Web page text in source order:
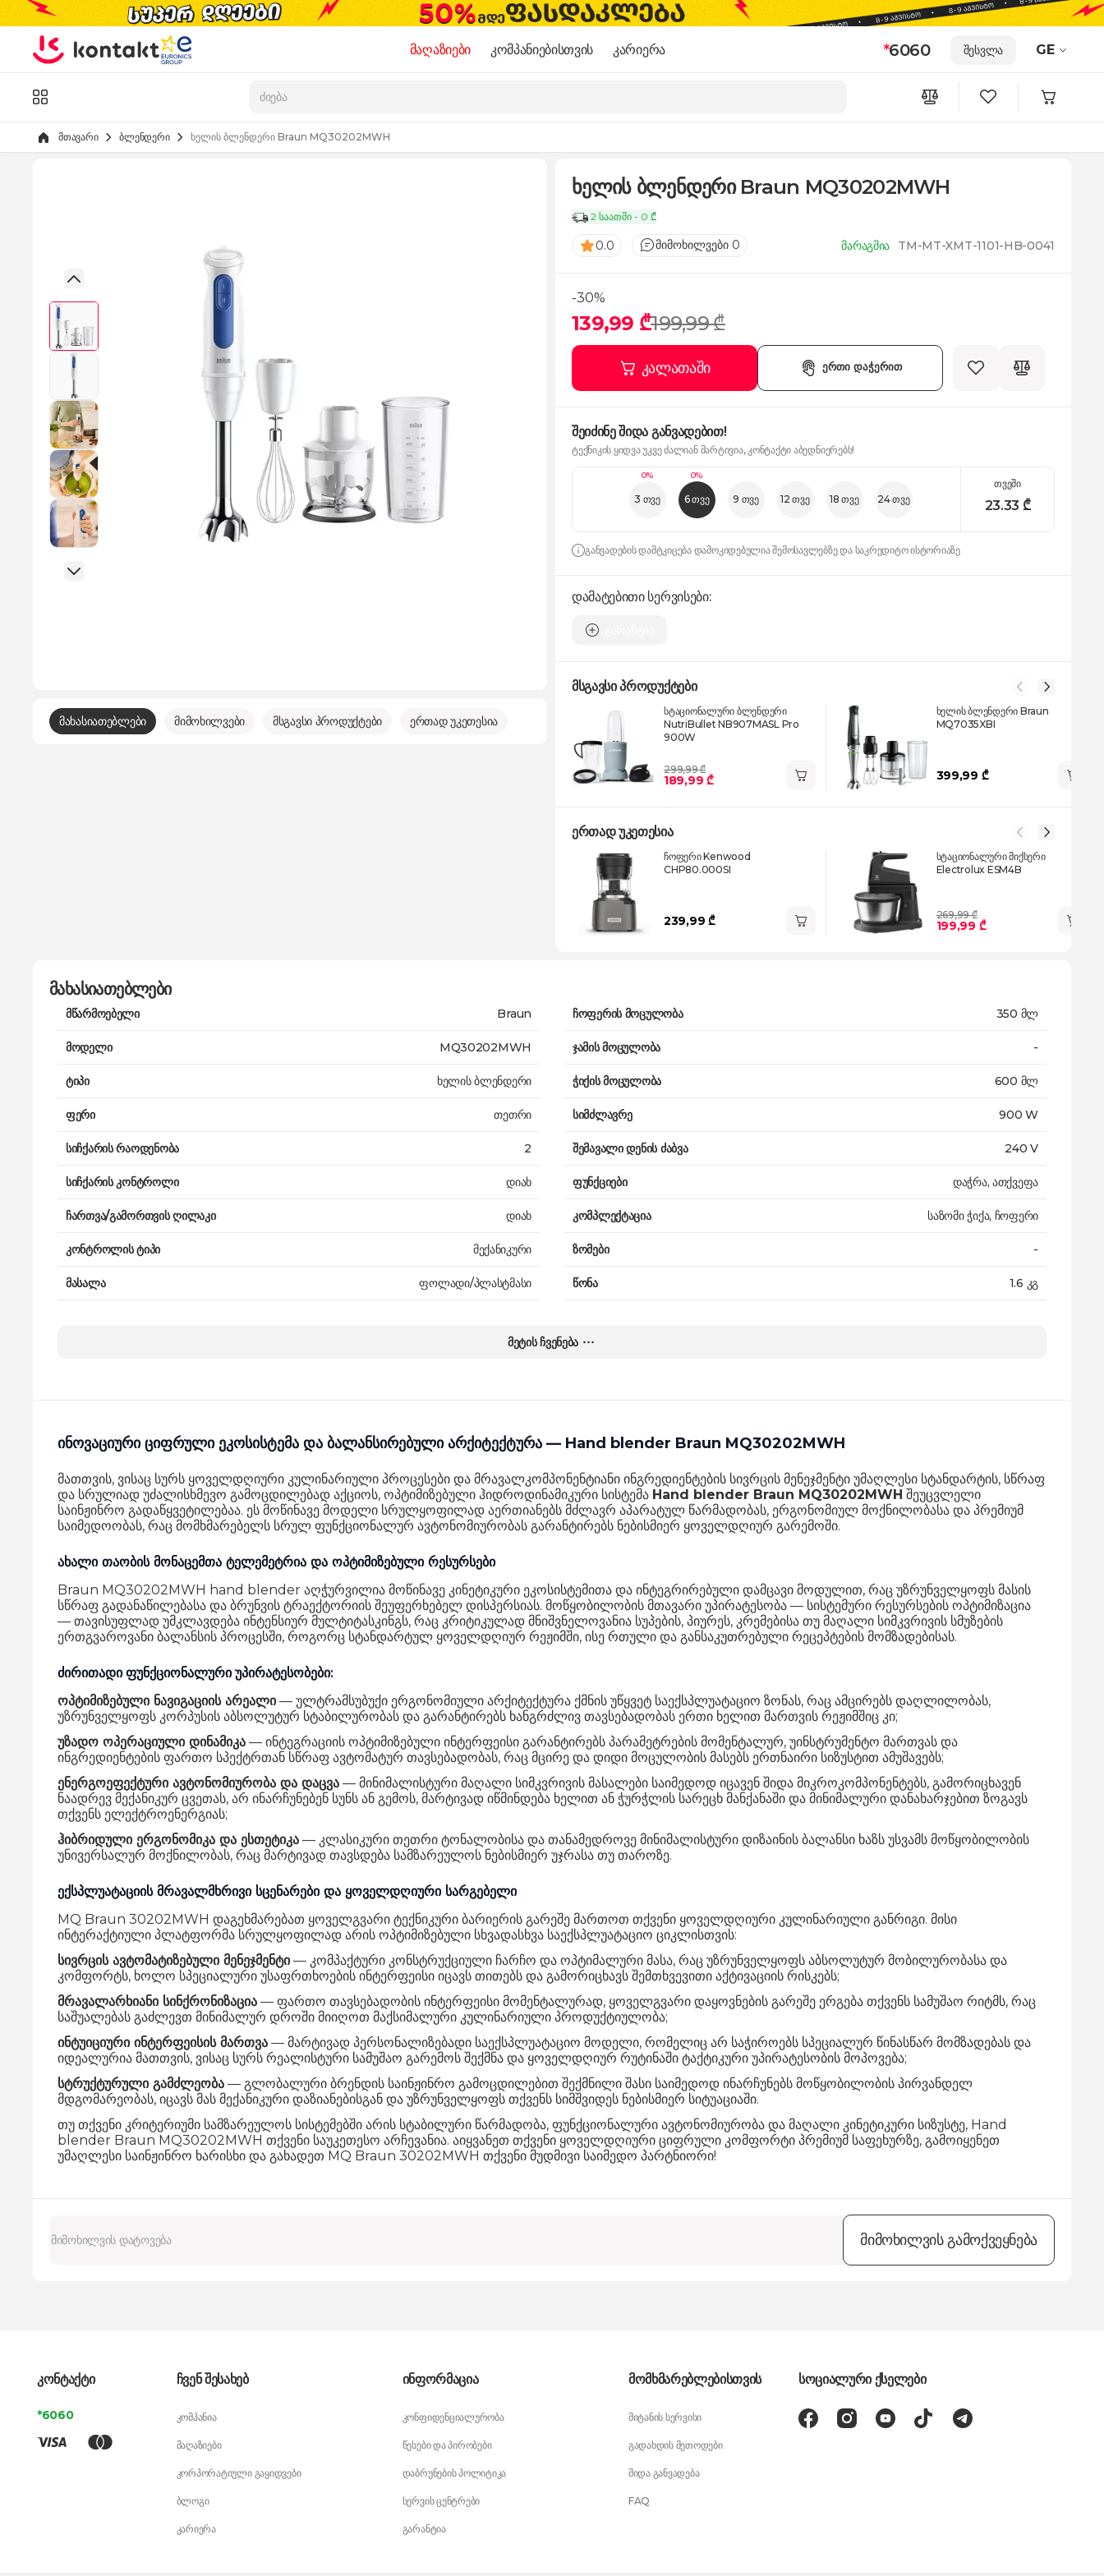
Skip to Content
მაღაზიები კომპანიებისთვის კარიერა *6060 შესვლა GE
მთავარი ბლენდერი ხელის ბლენდერი Braun MQ30202MWH
მახასიათებლები მიმოხილვები მსგავსი პროდუქტები ერთად უკეთესია
ხელის ბლენდერი Braun MQ30202MWH
2 საათში - 0 ₾
0.0 მიმოხილვები 0 მარაგშია TM-MT-XMT-1101-HB-0041
-30%
139,99 ₾199,99 ₾
კალათაში ერთი დაჭერით
შეიძინე შიდა განვადებით!
ტექნიკის ყიდვა უკვე ძალიან მარტივია, კონტაქტი აბედნიერებს!
0%
3 თვე
0%
6 თვე 9 თვე 12 თვე 18 თვე 24 თვე
თვეში
23.33 ₾
განვადების დამტკიცება დამოკიდებულია შემოსავლებზე და საკრედიტო ისტორიაზე
დამატებითი სერვისები:
მსგავსი პროდუქტები
სტაციონალური ბლენდერი
NutriBullet NB907MASL Pro
900W
299,99 ₾
189,99 ₾
ხელის ბლენდერი Braun
MQ7035XBI
399,99 ₾
ერთად უკეთესია
ჩოფერი Kenwood
CHP80.000SI
239,99 ₾
სტაციონალური მიქსერი
Electrolux ESM4B
269,99 ₾
199,99 ₾
მახასიათებლები
მწარმოებელი Braun
მოდელი MQ30202MWH
ტიპი ხელის ბლენდერი
ფერი თეთრი
სიჩქარის რაოდენობა 2
სიჩქარის კონტროლი დიახ
ჩართვა/გამორთვის ღილაკი დიახ
კონტროლის ტიპი მექანიკური
მასალა ფოლადი/პლასტმასი
ჩოფერის მოცულობა 350 მლ
ჯამის მოცულობა -
ჭიქის მოცულობა 600 მლ
სიმძლავრე 900 W
შემავალი დენის ძაბვა 240 V
ფუნქციები დაჭრა, ათქვეფა
კომპლექტაცია საზომი ჭიქა, ჩოფერი
ზომები -
წონა 1.6 კგ
მეტის ჩვენება
ინოვაციური ციფრული ეკოსისტემა და ბალანსირებული არქიტექტურა — Hand blender Braun MQ30202MWH
მათთვის, ვისაც სურს ყოველდღიური კულინარიული პროცესები და მრავალკომპონენტიანი ინგრედიენტების სივრცის მენეჯმენტი უმაღლესი სტანდარტის, სწრაფ
და სრულიად უძალისხმევო გამოცდილებად აქციოს, ოპტიმიზებული ჰიდროდინამიკური სისტემა Hand blender Braun MQ30202MWH შეუცვლელი
საინჟინრო გადაწყვეტილებაა. ეს მოწინავე მოდელი სრულყოფილად აერთიანებს მძლავრ აპარატულ წარმადობას, ერგონომიულ მოქნილობასა და პრემიუმ
საიმედოობას, რაც მომხმარებელს სრულ ფუნქციონალურ ავტონომიურობას გარანტირებს ნებისმიერ ყოველდღიურ გარემოში.
ახალი თაობის მონაცემთა ტელემეტრია და ოპტიმიზებული რესურსები
Braun MQ30202MWH hand blender აღჭურვილია მოწინავე კინეტიკური ეკოსისტემითა და ინტეგრირებული დამცავი მოდულით, რაც უზრუნველყოფს მასის
სწრაფ გადანაწილებასა და ბრუნვის ტრაექტორიის შეუფერხებელ დისპერსიას. მოწყობილობის მთავარი უპირატესობა — სისტემური რესურსების ოპტიმიზაცია
— თავისუფლად უმკლავდება ინტენსიურ მულტიტასკინგს, რაც კრიტიკულად მნიშვნელოვანია სუპების, პიურეს, კრემებისა თუ მაღალი სიმკვრივის სმუზების
ერთგვაროვანი ბალანსის პროცესში, როგორც სტანდარტულ ყოველდღიურ რეჟიმში, ისე რთული და განსაკუთრებული რეცეპტების მომზადებისას.
ძირითადი ფუნქციონალური უპირატესობები:
ოპტიმიზებული ნავიგაციის არეალი— ულტრამსუბუქი ერგონომიული არქიტექტურა ქმნის უწყვეტ საექსპლუატაციო ზონას, რაც ამცირებს დაღლილობას,
უზრუნველყოფს კორპუსის აბსოლუტურ სტაბილურობას და გარანტირებს ხანგრძლივ თავსებადობას ერთი ხელით მართვის რეჟიმშიც კი;
უზადო ოპერაციული დინამიკა — ინტეგრაციის ოპტიმიზებული ინტერფეისი გარანტირებს პარამეტრების მომენტალურ, უინსტრუმენტო მართვას და
ინგრედიენტების ფართო სპექტრთან სწრაფ ავტომატურ თავსებადობას, რაც მცირე და დიდი მოცულობის მასებს ერთნაირი სიზუსტით ამუშავებს;
ენერგოეფექტური ავტონომიურობა და დაცვა — მინიმალისტური მაღალი სიმკვრივის მასალები საიმედოდ იცავენ შიდა მიკროკომპონენტებს, გამორიცხავენ
ნაადრევ მექანიკურ ცვეთას, არ ინარჩუნებენ სუნს ან გემოს, მარტივად იწმინდება ხელით ან ჭურჭლის სარეცხ მანქანაში და მინიმალური დანახარჯებით ზოგავს
თქვენს ელექტროენერგიას;
ჰიბრიდული ერგონომიკა და ესთეტიკა — კლასიკური თეთრი ტონალობისა და თანამედროვე მინიმალისტური დიზაინის ბალანსი ხაზს უსვამს მოწყობილობის
უნივერსალურ მოქნილობას, რაც მარტივად თავსდება სამზარეულოს ნებისმიერ უჯრასა თუ თაროზე.
ექსპლუატაციის მრავალმხრივი სცენარები და ყოველდღიური სარგებელი
MQ Braun 30202MWH დაგეხმარებათ ყოველგვარი ტექნიკური ბარიერის გარეშე მართოთ თქვენი ყოველდღიური კულინარიული განრიგი. მისი
ინტერაქტიული პლატფორმა სრულყოფილად არის ოპტიმიზებული სხვადასხვა საექსპლუატაციო ციკლისთვის:
სივრცის ავტომატიზებული მენეჯმენტი— კომპაქტური კონსტრუქციული ჩარჩო და ოპტიმალური მასა, რაც უზრუნველყოფს აბსოლუტურ მობილურობასა და
კომფორტს, ხოლო სპეციალური უსაფრთხოების ინტერფეისი იცავს თითებს და გამორიცხავს შემთხვევითი აქტივაციის რისკებს;
მრავალარხიანი სინქრონიზაცია — ფართო თავსებადობის ინტერფეისი მომენტალურად, ყოველგვარი დაყოვნების გარეშე ერგება თქვენს სამუშაო რიტმს, რაც
საშუალებას გაძლევთ მინიმალურ დროში მიიღოთ მაქსიმალური კულინარიული პროდუქტიულობა;
ინტუიციური ინტერფეისის მართვა — მარტივად პერსონალიზებადი საექსპლუატაციო მოდელი, რომელიც არ საჭიროებს სპეციალურ წინასწარ მომზადებას და
იდეალურია მათთვის, ვისაც სურს რეალისტური სამუშაო გარემოს შექმნა და ყოველდღიურ რუტინაში ტაქტიკური უპირატესობის მოპოვება;
სტრუქტურული გამძლეობა — გლობალური ბრენდის საინჟინრო გამოცდილებით შექმნილი შასი საიმედოდ ინარჩუნებს მოწყობილობის პირვანდელ
მდგომარეობას, იცავს მას მექანიკური დაზიანებისგან და უზრუნველყოფს თქვენს სიმშვიდეს ნებისმიერ სიტუაციაში.
თუ თქვენი კრიტერიუმი სამზარეულოს სისტემებში არის სტაბილური წარმადობა, ფუნქციონალური ავტონომიურობა და მაღალი კინეტიკური სიზუსტე, Hand
blender Braun MQ30202MWH თქვენი საუკეთესო არჩევანია. აიყვანეთ თქვენი ყოველდღიური ციფრული კომფორტი პრემიუმ საფეხურზე, გამოიყენეთ
უმაღლესი საინჟინრო ხარისხი და გახადეთ MQ Braun 30202MWH თქვენი მუდმივი საიმედო პარტნიორი!
მიმოხილვის გამოქვეყნება
კონტაქტი
*6060
ჩვენ შესახებ
კომპანია
მაღაზიები
კორპორატიული გაყიდვები
ბლოგი
კარიერა
ინფორმაცია
კონფიდენციალურობა
წესები და პირობები
დაბრუნების პოლიტიკა
სერვის ცენტრები
გარანტია
მომხმარებლებისთვის
მიტანის სერვისი
გადახდის მეთოდები
შიდა განვადება
FAQ
სოციალური ქსელები